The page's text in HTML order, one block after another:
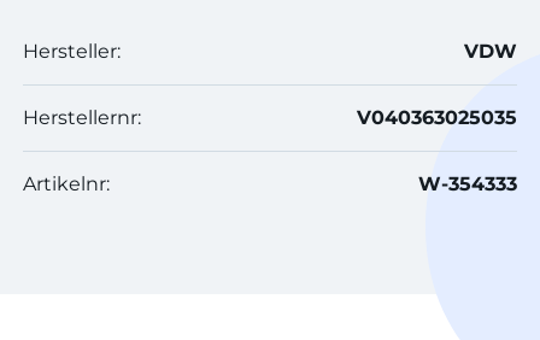
Hersteller: VDW
Herstellernr: V040363025035
Artikelnr: W-354333